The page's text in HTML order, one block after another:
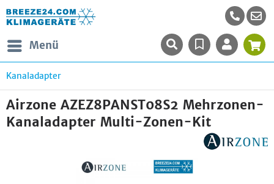
Menü
Kanaladapter
Airzone AZEZ8PANST08S2 Mehrzonen-
Kanaladapter Multi-Zonen-Kit